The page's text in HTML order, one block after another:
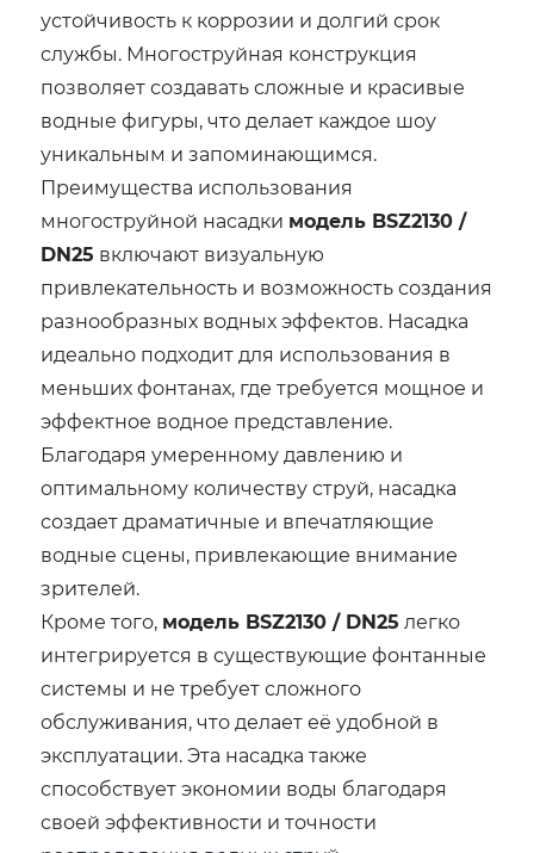
устойчивость к коррозии и долгий срок
службы. Многоструйная конструкция
позволяет создавать сложные и красивые
водные фигуры, что делает каждое шоу
уникальным и запоминающимся.
Преимущества использования
многоструйной насадки модель BSZ2130 /
DN25 включают визуальную
привлекательность и возможность создания
разнообразных водных эффектов. Насадка
идеально подходит для использования в
меньших фонтанах, где требуется мощное и
эффектное водное представление.
Благодаря умеренному давлению и
оптимальному количеству струй, насадка
создает драматичные и впечатляющие
водные сцены, привлекающие внимание
зрителей.
Кроме того, модель BSZ2130 / DN25 легко
интегрируется в существующие фонтанные
системы и не требует сложного
обслуживания, что делает её удобной в
эксплуатации. Эта насадка также
способствует экономии воды благодаря
своей эффективности и точности